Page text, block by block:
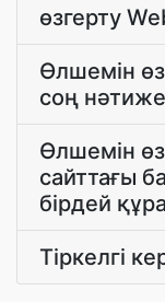
өзгерту
Өлшемін
соң
Өлшемін
сайттағы
бірдей
Тіркелгі